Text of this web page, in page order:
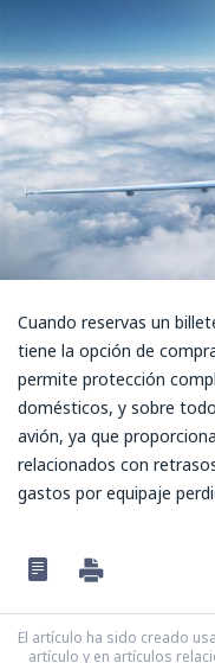
Cuando reservas un
tiene la opción de
permite protección
domésticos, y sobre
avión, ya que
relacionados con
gastos por equipaje
El artículo ha sido creado
artículo y en artículos